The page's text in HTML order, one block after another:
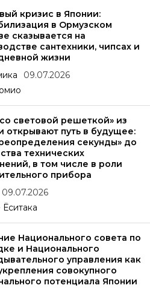
кризис в Японии:
в Ормузском
сказывается на
сантехники, чипсах и
жизни
09.07.2026
световой решеткой» из
открывают путь в будущее:
секунды» до
технических
в том числе в роли
прибора
09.07.2026
Национального совета по
и Национального
управления как
совокупного
потенциала Японии